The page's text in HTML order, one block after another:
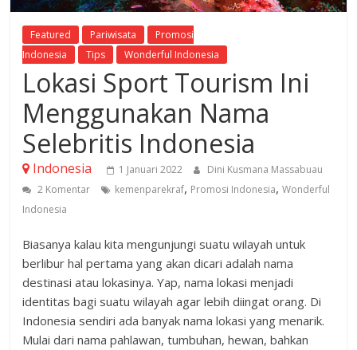
Featured Pariwisata
Promosi
Indonesia
Tips Wonderful Indonesia
Lokasi Sport Tourism Ini
Menggunakan Nama
Selebritis Indonesia
Indonesia 1 Januari 2022
Dini Kusmana Massabuau
2 Komentar
kemenparekraf, Promosi Indonesia,Wonderful
Indonesia
Biasanya kalau kita mengunjungi suatu wilayah untuk
berlibur hal pertama yang akan dicari adalah nama
destinasi atau lokasinya. Yap, nama lokasi menjadi
identitas bagi suatu wilayah agar lebih diingat orang. Di
Indonesia sendiri ada banyak nama lokasi yang menarik.
Mulai dari nama pahlawan, tumbuhan, hewan, bahkan